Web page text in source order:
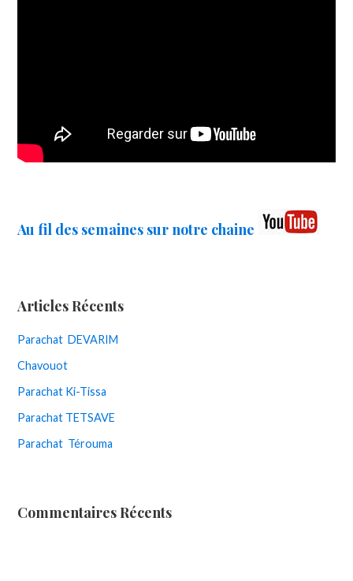
Au fil des semaines sur notre chaine
Articles Récents
Parachat DEVARIM
Chavouot
Parachat Ki-Tissa
Parachat TETSAVE
Parachat Térouma
Commentaires Récents